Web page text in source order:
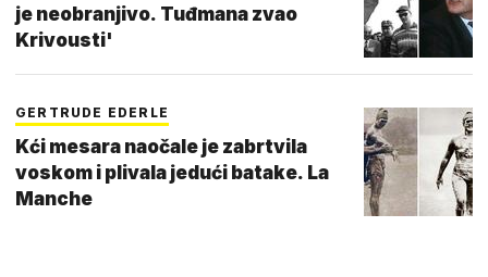
je neobranjivo. Tuđmana zvao
Krivousti'
GERTRUDE EDERLE
Kći mesara naočale je zabrtvila
voskom i plivala jedući batake. La
Manche